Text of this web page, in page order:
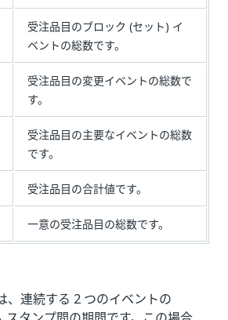
受注品目のブロック (セット) イ
ベントの総数です。
受注品目の変更イベントの総数で
す。
受注品目の主要なイベントの総数
です。
受注品目の合計値です。
一意の受注品目の総数です。
、連続する 2 つのイベントの